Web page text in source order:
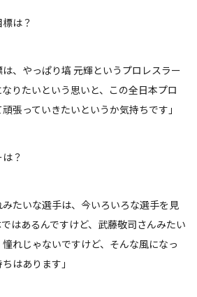
標は？
、やっぱり塙 元輝というプロレスラー
りたいという思いと、この全日本プロ
張っていきたいというか気持ちです」
は？
たいな選手は、今いろいろな選手を見
はあるんですけど、武藤敬司さんみたい
れじゃないですけど、そんな風になっ
はあります」